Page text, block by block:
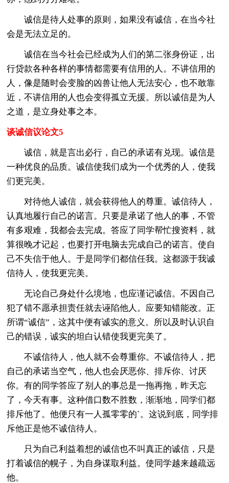
诚信是待人处事的原则，如果没有诚信，在当今社
会是无法立足的。
诚信在当今社会已经成为人们的第二张身份证，出
行贷款各种各样的事情都需要有信用的人。不讲信用的
人，像是随时会变脸的凶兽让他人无法安心，也不敢靠
近，不讲信用的人也会变得孤立无援。所以诚信是为人
之道，是立身处事之本。
谈诚信议论文5
诚信，就是言出必行，自己的承诺有兑现。诚信是
一种优良的品质。诚信使我们成为一个优秀的人，使我
们更完美。
对待他人诚信，就会获得他人的尊重。诚信待人，
认真地履行自己的诺言。只要是承诺了他人的事，不管
有多艰难，我都会去完成。答应了同学帮忙搜资料，就
算很晚才记起，也要打开电脑去完成自己的诺言。使自
己不失信于他人。于是同学们都信任我。这都源于我诚
信待人，使我更完美。
无论自己身处什么境地，也应谨记诚信。不因自己
犯了错不愿承担责任就去诬陷他人。应要知错能改。正
所谓“诚信”，这其中便有诚实的意义。所以及时认识自
己的错误，诚实的坦白认错使我更完美了。
不诚信待人，他人就不会尊重你。不诚信待人，把
自己的承诺当空气，他人也会厌恶你、排斥你、讨厌
你。有的同学答应了别人的事总是一拖再拖，昨天忘
了，今天有事。这种借口数不胜数，渐渐地，同学们都
排斥他了。他便只有一人孤零零的`。这说到底，同学排
斥他正是他不诚信待人。
只为自己利益着想的诚信也不叫真正的诚信，只是
打着诚信的幌子，为自身谋取利益。使同学越来越疏远
他。